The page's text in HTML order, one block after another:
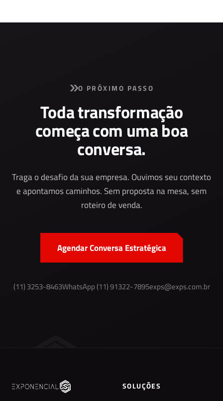
O PRÓXIMO PASSO
Toda transformação
começa com uma boa
conversa.
Traga o desafio da sua empresa. Ouvimos seu contexto
e apontamos caminhos. Sem proposta na mesa, sem
roteiro de venda.
Agendar Conversa Estratégica
(11) 3253-8463WhatsApp (11) 91322-7895exps@exps.com.br
SOLUÇÕES